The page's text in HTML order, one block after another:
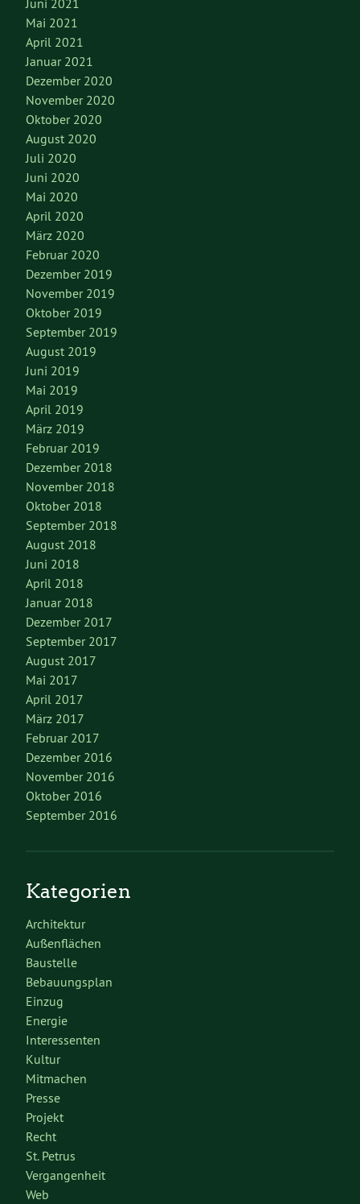
Juni 2021
Mai 2021
April 2021
Januar 2021
Dezember 2020
November 2020
Oktober 2020
August 2020
Juli 2020
Juni 2020
Mai 2020
April 2020
März 2020
Februar 2020
Dezember 2019
November 2019
Oktober 2019
September 2019
August 2019
Juni 2019
Mai 2019
April 2019
März 2019
Februar 2019
Dezember 2018
November 2018
Oktober 2018
September 2018
August 2018
Juni 2018
April 2018
Januar 2018
Dezember 2017
September 2017
August 2017
Mai 2017
April 2017
März 2017
Februar 2017
Dezember 2016
November 2016
Oktober 2016
September 2016
Kategorien
Architektur
Außenflächen
Baustelle
Bebauungsplan
Einzug
Energie
Interessenten
Kultur
Mitmachen
Presse
Projekt
Recht
St. Petrus
Vergangenheit
Web